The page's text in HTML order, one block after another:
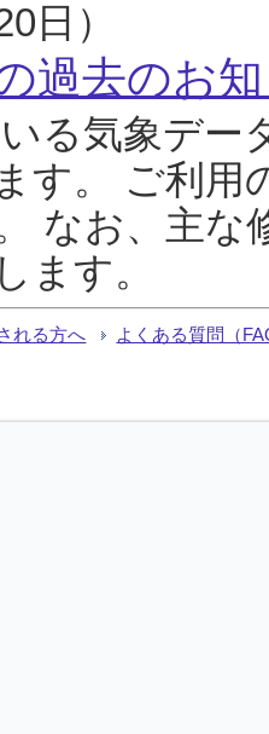
日）
過去のお
る気象デー
す。 ご利用
なお、主な
ます。
れる方へ よくある質問（